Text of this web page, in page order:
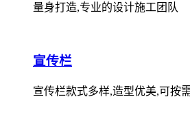
量身打造,专业的设计施工团队
宣传栏
宣传栏款式多样,造型优美,可按